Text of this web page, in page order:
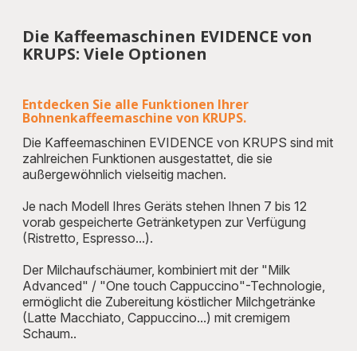
Die Kaffeemaschinen EVIDENCE von
KRUPS: Viele Optionen
Entdecken Sie alle Funktionen Ihrer
Bohnenkaffeemaschine von KRUPS.
Die Kaffeemaschinen EVIDENCE von KRUPS sind mit
zahlreichen Funktionen ausgestattet, die sie
außergewöhnlich vielseitig machen.
Je nach Modell Ihres Geräts stehen Ihnen 7 bis 12
vorab gespeicherte Getränketypen zur Verfügung
(Ristretto, Espresso...).
Der Milchaufschäumer, kombiniert mit der "Milk
Advanced" / "One touch Cappuccino"-Technologie,
ermöglicht die Zubereitung köstlicher Milchgetränke
(Latte Macchiato, Cappuccino...) mit cremigem
Schaum..